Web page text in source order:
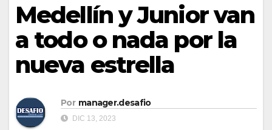
Medellín y Junior van
a todo o nada por la
nueva estrella
Por manager.desafio
DIC 13, 2023